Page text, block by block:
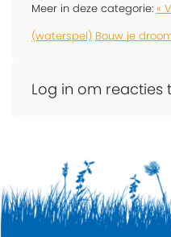
Meer in deze categorie: «
(waterspel) Bouw je
Log in om reacties